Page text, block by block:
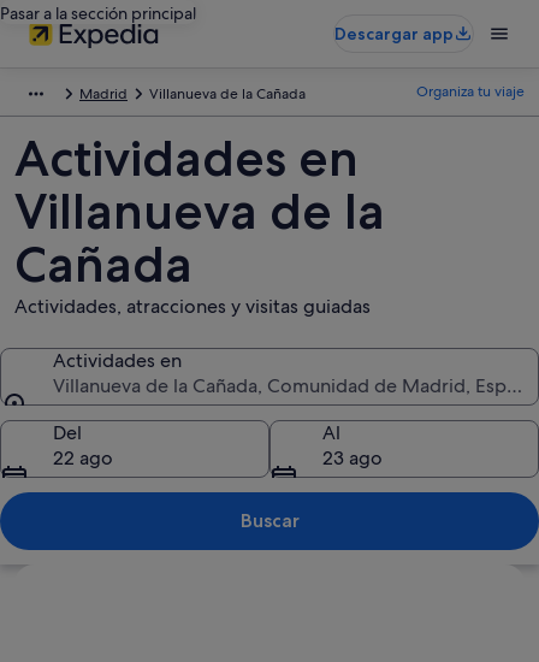
Pasar a la sección principal
Descargar app
Madrid Villanueva de la Cañada Organiza tu viaje
Actividades en
Villanueva de la
Cañada
Actividades, atracciones y visitas guiadas
Actividades en
Villanueva de la Cañada, Comunidad de Madrid, España
Actividades en
Del
22 ago
Al
23 ago
Buscar